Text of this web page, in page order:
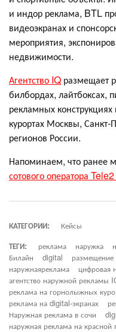
и индор реклама, BTL
видеоэкранах и
мероприятия,
недвижимости.
Агентство IQ размещает
билбордах, лайтбоксах,
рекламных
курортах Москвы, Санкт-
регионов России.
Напоминаем, что ранее
сотового оператора
КАТЕГОРИИ:
Кейсы
ТЕГИ:
реклама наружка
Билайн
digital
наружнаяреклама
цифровая
агентство наружной рекламы
реклама на горнолыжных
реклама на digital-экранах
Наружная реклама в сочи
наружная реклама на красной